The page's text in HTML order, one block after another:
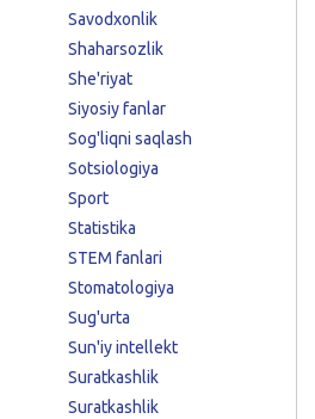
Savodxonlik
Shaharsozlik
She'riyat
Siyosiy fanlar
Sog'liqni saqlash
Sotsiologiya
Sport
Statistika
STEM fanlari
Stomatologiya
Sug'urta
Sun'iy intellekt
Suratkashlik
Suratkashlik